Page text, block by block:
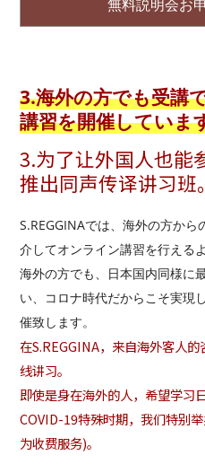
無料説明会お
3.海外の方でも受講
講習を開催していま
3.为了让外国人也能
推出同声传译讲习班。
S.REGGINAでは、海外の方か
介してオンライン講習を行える
海外の方でも、日本国内同様に
い、コロナ時代だからこそ実現
催致します。
在S.REGGINA，来自海外客人
线讲习。
即使是身在海外的人，希望学习
COVID-19特殊时期，我们特别
为收费服务)。